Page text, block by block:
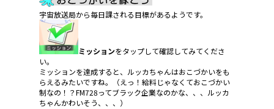
宇宙放送局から毎日課される目標があるようです。
ミッションをタップして確認してみてくださ
い。
ミッションを達成すると、ルッカちゃんはおこづかいをも
らえるみたいですね。（えっ！給料じゃなくておこづかい
制なの！？FM728ってブラック企業なのかな、、、ルッカ
ちゃんかわいそう、、、）